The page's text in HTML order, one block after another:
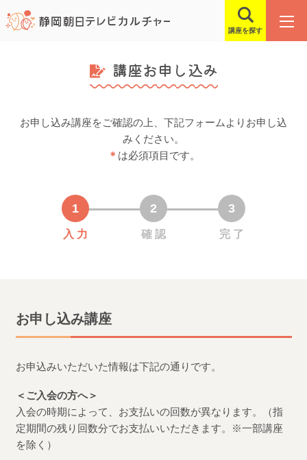
講座を探す
講座お申し込み
お申し込み講座をご確認の上、下記フォームよりお申し込
みください。
＊ は必須項目です。
入 力 確 認 完 了
お申し込み講座
お申込みいただいた情報は下記の通りです。
＜ご入会の方へ＞
入会の時期によって、お支払いの回数が異なります。（指
定期間の残り回数分でお支払いいただきます。※一部講座
を除く）